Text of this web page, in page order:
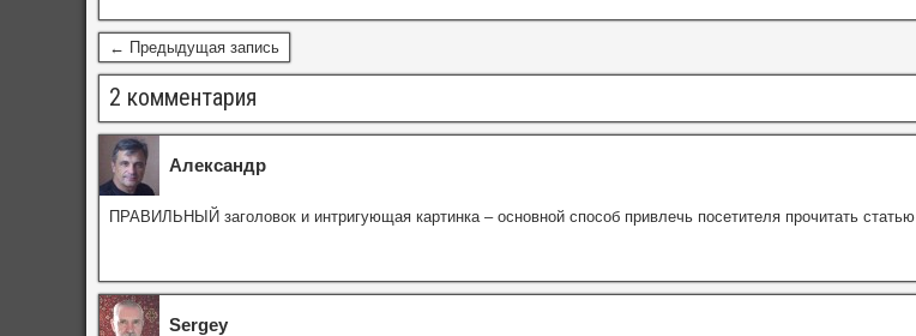
← Предыдущая запись
2 комментария
Александр
ПРАВИЛЬНЫЙ заголовок и интригующая картинка – основной способ привлечь посетителя прочитать статью
Sergey